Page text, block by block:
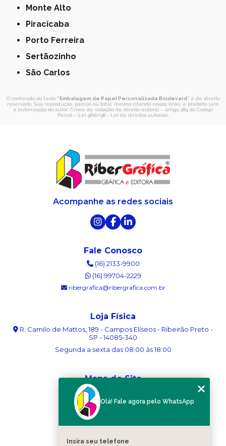
Monte Alto
Piracicaba
Porto Ferreira
Sertãozinho
São Carlos
O conteúdo do texto "Embalagem de Papel Personalizada Boulevard" é de direito
reservado. Sua reprodução, parcial ou total, mesmo citando nossos links, é proibida sem
a autorização do autor. Crime de violação de direito autoral – artigo 184 do Código
Penal – Lei 9610/98 - Lei de direitos autorais.
Acompanhe as redes sociais
Fale Conosco
(16) 2133-9900
(16) 99704-2229
ribergrafica@ribergrafica.com.br
Loja Física
R. Camilo de Mattos, 189 - Campos Elíseos - Ribeirão Preto -
SP - 14085-340
Segunda a sexta das 08:00 às 18:00
Mapa do Site
Sobre nós
Blog
Olá! Fale agora pelo WhatsApp
Insira seu telefone